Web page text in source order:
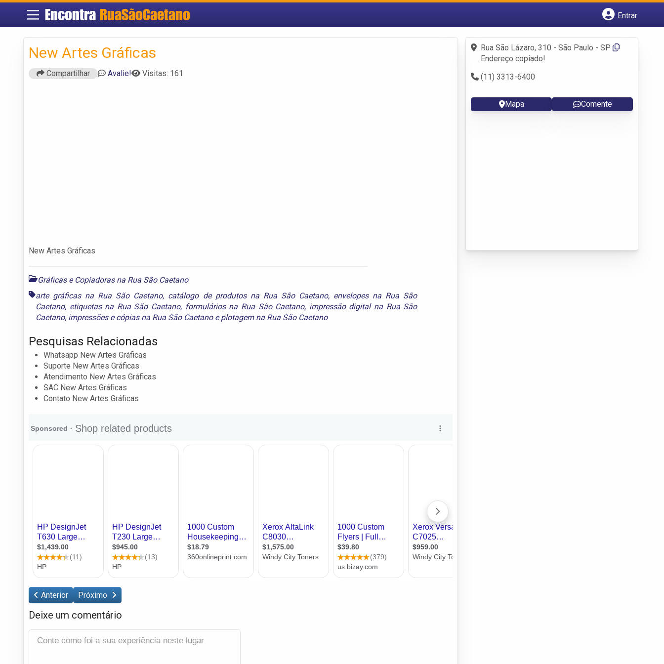
Encontra RuaSãoCaetano
Entrar
Fazer login
Criar conta
New Artes Gráficas
Compartilhar Avalie! Visitas: 161
New Artes Gráficas
Gráficas e Copiadoras na Rua São Caetano
arte gráficas na Rua São Caetano, catálogo de produtos na Rua São Caetano, envelopes na Rua São
Caetano, etiquetas na Rua São Caetano, formulários na Rua São Caetano, impressão digital na Rua São
Caetano, impressões e cópias na Rua São Caetanoeplotagem na Rua São Caetano
Pesquisas Relacionadas
Whatsapp New Artes Gráficas
Suporte New Artes Gráficas
Atendimento New Artes Gráficas
SAC New Artes Gráficas
Contato New Artes Gráficas
Anterior Próximo
Deixe um comentário
Rua São Lázaro, 310 - São Paulo - SP
Endereço copiado!
(11) 3313-6400
Mapa Comente